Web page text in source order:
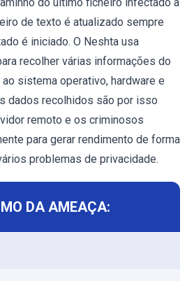
de texto é atualizado sempre
é iniciado. O Neshta usa
recolher várias informações do
sistema operativo, hardware e
dados recolhidos são por isso
remoto e os criminosos
para gerar rendimento de forma
problemas de privacidade.
DA AMEAÇA: